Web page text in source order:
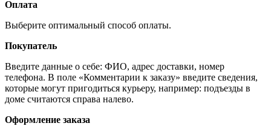
Оплата
Выберите оптимальный способ оплаты.
Покупатель
Введите данные о себе: ФИО, адрес доставки, номер
телефона. В поле «Комментарии к заказу» введите сведения,
которые могут пригодиться курьеру, например: подъезды в
доме считаются справа налево.
Оформление заказа